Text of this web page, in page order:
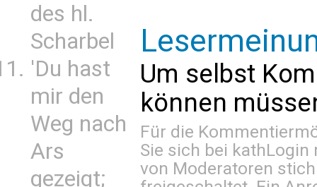
des hl.
Scharbel
'Du hast
mir den
Weg nach
Ars
gezeigt;
Um selbst
können
Für die
Sie sich bei kathLogin
von Moderatoren